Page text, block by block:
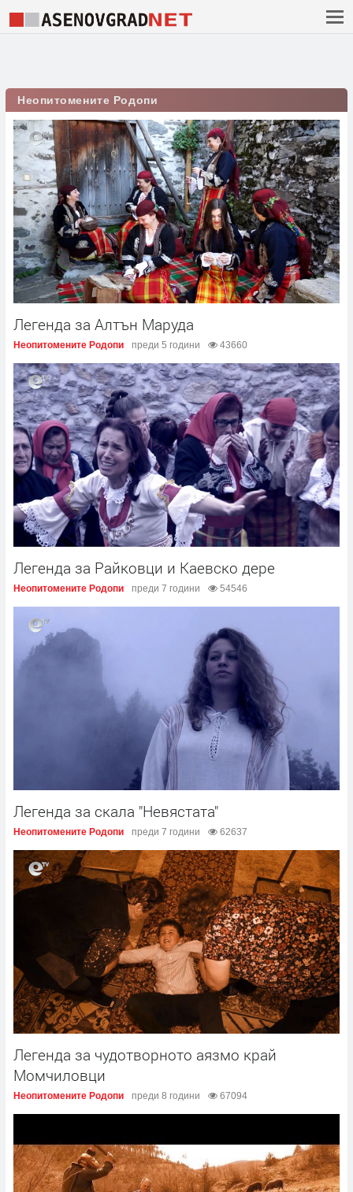
Неопитомените Родопи
Легенда за Алтън Маруда
Неопитомените Родопи преди 5 години 43660
Легенда за Райковци и Каевско дере
Неопитомените Родопи преди 7 години 54546
Легенда за скала "Невястата"
Неопитомените Родопи преди 7 години 62637
Легенда за чудотворното аязмо край
Момчиловци
Неопитомените Родопи преди 8 години 67094